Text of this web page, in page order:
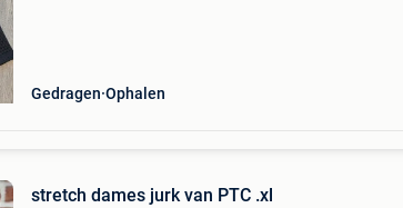
Gedragen Ophalen
stretch dames jurk van PTC .xl